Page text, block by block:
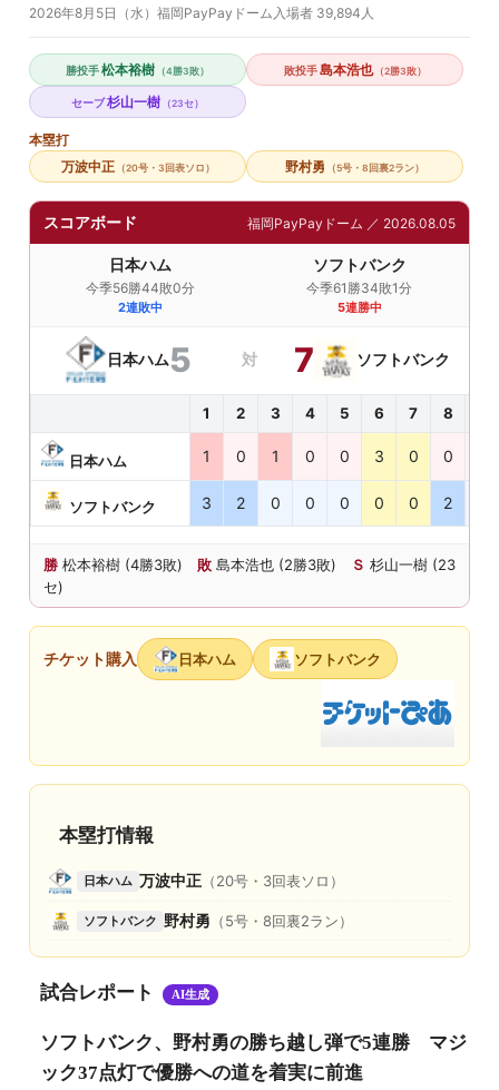
沖縄セルラースタジアム那覇
金武町ベースボールスタジアム
コザしんきんスタジアム
タピックスタジアム名護
ANA BALLPARK浦添
鹿児島県立鴨池野球場
コアラのマーチスタジアム
宮崎市清武SOKKENスタジアム
宮崎アイビースタジアム
ひなたサンマリンスタジアム宮崎
長崎ビッグNスタジアム
佐賀みどりの森県営球場
タマホームスタジアム筑後
高知県立春野運動公園野球場
松山中央公園野球場
ユーピーアールスタジアム
オーヴィジョンスタジアム下関
三次きんさいスタジアム
姫路球場
舞洲ベースボールスタジアム
小牧市総合運動場野球場
刈谷球場
ナゴヤ球場
長良川球場
セキスイハイム松本スタジアム
2026年8月5日（水） 福岡PayPayドーム 入場者 39,894人
勝投手松本裕樹 （4勝3敗） 敗投手 島本浩也（2勝3敗）
セーブ杉山一樹 （23セ）
本塁打
万波中正 （20号・3回表ソロ） 野村勇 （5号・8回裏2ラン）
スコアボード 福岡PayPayドーム ／ 2026.08.05
日本ハム
今季56勝44敗0分
2連敗中
ソフトバンク
今季61勝34敗1分
5連勝中
日本ハム5 対 7 ソフトバンク
1 2 3 4 5 6 7 8
日本ハム 1 0 1 0 0 3 0 0
ソフトバンク 3 2 0 0 0 0 0 2
勝 松本裕樹 (4勝3敗) 敗 島本浩也 (2勝3敗) Ｓ 杉山一樹 (23
セ)
チケット購入 日本ハム ソフトバンク
本塁打情報
日本ハム 万波中正 （20号・3回表ソロ）
ソフトバンク 野村勇 （5号・8回裏2ラン）
試合レポート AI生成
ソフトバンク、野村勇の勝ち越し弾で5連勝 マジ
ック37点灯で優勝への道を着実に前進